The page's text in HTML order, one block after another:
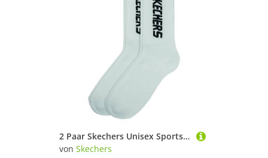
2 Paar Skechers Unisex Sportsocken Tennissocken cushioned line Socken SK41042
von Skechers